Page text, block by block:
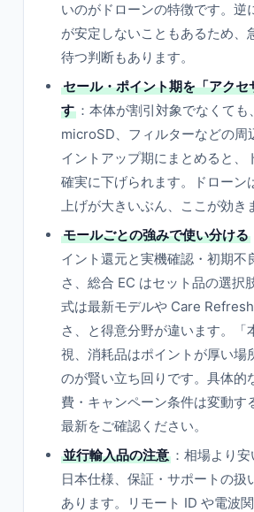
いのがドローンの特徴です。逆
が安定しないこともあるため、
待つ判断もあります。
セール・ポイント期を「アクセ
す ：本体が割引対象でなくて
microSD、フィルターなどの周
イントアップ期にまとめると、
確実に下げられます。ドローン
上げが大きいぶん、ここが効き
モールごとの強みで使い分ける
イント還元と実機確認・初期不
さ、総合 EC はセット品の選択
式は最新モデルや Care
さ、と得意分野が違います。「
視、消耗品はポイントが厚い場
のが賢い立ち回りです。具体的
費・キャンペーン条件は変動す
最新をご確認ください。
並行輸入品の注意 ：相場より
日本仕様、保証・サポートの扱
あります。リモート ID や電波